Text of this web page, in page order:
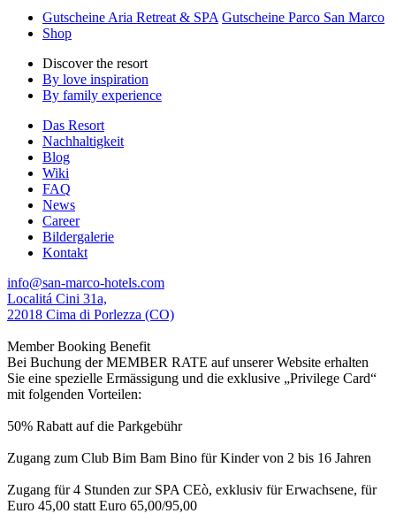
Gutscheine Aria Retreat & SPA Gutscheine Parco San Marco
Shop
Discover the resort
By love inspiration
By family experience
Das Resort
Nachhaltigkeit
Blog
Wiki
FAQ
News
Career
Bildergalerie
Kontakt
info@san-marco-hotels.com
Localitá Cini 31a,
22018 Cima di Porlezza (CO)
Member Booking Benefit
Bei Buchung der MEMBER RATE auf unserer Website erhalten
Sie eine spezielle Ermässigung und die exklusive „Privilege Card“
mit folgenden Vorteilen:
50% Rabatt auf die Parkgebühr
Zugang zum Club Bim Bam Bino für Kinder von 2 bis 16 Jahren
Zugang für 4 Stunden zur SPA CEò, exklusiv für Erwachsene, für
Euro 45,00 statt Euro 65,00/95,00